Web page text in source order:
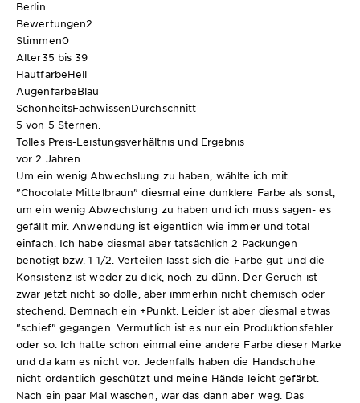
Berlin
Bewertungen2
Stimmen0
Alter35 bis 39
HautfarbeHell
AugenfarbeBlau
SchönheitsFachwissenDurchschnitt
5 von 5 Sternen.
Tolles Preis-Leistungsverhältnis und Ergebnis
vor 2 Jahren
Um ein wenig Abwechslung zu haben, wählte ich mit
"Chocolate Mittelbraun" diesmal eine dunklere Farbe als sonst,
um ein wenig Abwechslung zu haben und ich muss sagen- es
gefällt mir. Anwendung ist eigentlich wie immer und total
einfach. Ich habe diesmal aber tatsächlich 2 Packungen
benötigt bzw. 1 1/2. Verteilen lässt sich die Farbe gut und die
Konsistenz ist weder zu dick, noch zu dünn. Der Geruch ist
zwar jetzt nicht so dolle, aber immerhin nicht chemisch oder
stechend. Demnach ein +Punkt. Leider ist aber diesmal etwas
"schief" gegangen. Vermutlich ist es nur ein Produktionsfehler
oder so. Ich hatte schon einmal eine andere Farbe dieser Marke
und da kam es nicht vor. Jedenfalls haben die Handschuhe
nicht ordentlich geschützt und meine Hände leicht gefärbt.
Nach ein paar Mal waschen, war das dann aber weg. Das